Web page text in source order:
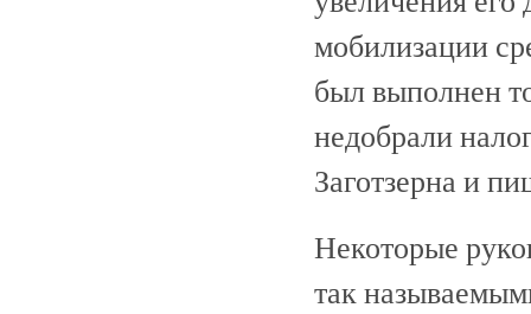
мобилизации
был выполнен
недобрали
Заготзерна и
Некоторые
так